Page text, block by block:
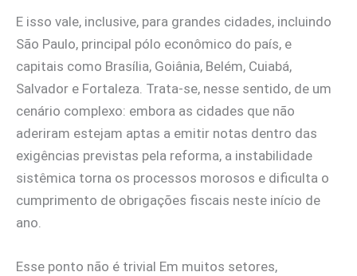
E isso vale, inclusive, para grandes cidades, incluindo
São Paulo, principal pólo econômico do país, e
capitais como Brasília, Goiânia, Belém, Cuiabá,
Salvador e Fortaleza. Trata-se, nesse sentido, de um
cenário complexo: embora as cidades que não
aderiram estejam aptas a emitir notas dentro das
exigências previstas pela reforma, a instabilidade
sistêmica torna os processos morosos e dificulta o
cumprimento de obrigações fiscais neste início de
ano.
Esse ponto não é trivial Em muitos setores,